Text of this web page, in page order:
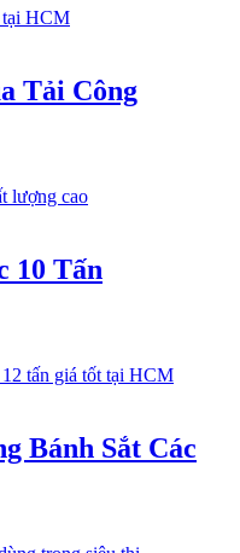
Tải Công
10 Tấn
Bánh Sắt Các